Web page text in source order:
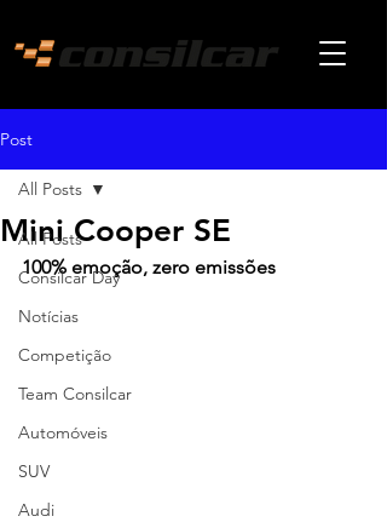
Post
All Posts
Consilcar Day
Notícias
Competição
Team Consilcar
Automóveis
SUV
Audi
All Posts
Mini Cooper SE
100% emoção, zero emissões